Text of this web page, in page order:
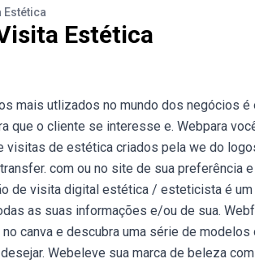
Estética
Estética
mais utlizados no mundo dos negócios
que o cliente se interesse e. Webpara
visitas de estética criados pela we do
com ou no site de sua preferência
de visita digital estética / esteticista é
as suas informações e/ou de sua.
canva e descubra uma série de
Webeleve sua marca de beleza